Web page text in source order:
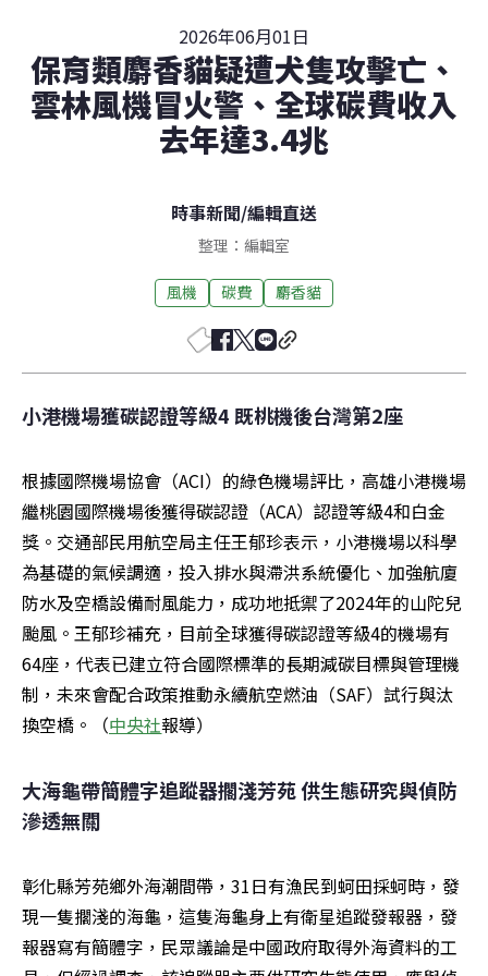
2026年06月01日
保育類麝香貓疑遭犬隻攻擊亡、
雲林風機冒火警、全球碳費收入
去年達3.4兆
時事新聞/編輯直送
整理：編輯室
風機 碳費 麝香貓
小港機場獲碳認證等級4 既桃機後台灣第2座
根據國際機場協會（ACI）的綠色機場評比，高雄小港機場
繼桃園國際機場後獲得碳認證（ACA）認證等級4和白金
獎。交通部民用航空局主任王郁珍表示，小港機場以科學
為基礎的氣候調適，投入排水與滯洪系統優化、加強航廈
防水及空橋設備耐風能力，成功地抵禦了2024年的山陀兒
颱風。王郁珍補充，目前全球獲得碳認證等級4的機場有
64座，代表已建立符合國際標準的長期減碳目標與管理機
制，未來會配合政策推動永續航空燃油（SAF）試行與汰
換空橋。（中央社報導）
大海龜帶簡體字追蹤器擱淺芳苑 供生態研究與偵防
滲透無關
彰化縣芳苑鄉外海潮間帶，31日有漁民到蚵田採蚵時，發
現一隻擱淺的海龜，這隻海龜身上有衛星追蹤發報器，發
報器寫有簡體字，民眾議論是中國政府取得外海資料的工